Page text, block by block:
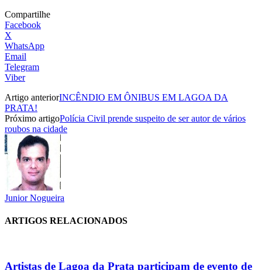
Compartilhe
Facebook
X
WhatsApp
Email
Telegram
Viber
Artigo anteriorINCÊNDIO EM ÔNIBUS EM LAGOA DA
PRATA!
Próximo artigoPolícia Civil prende suspeito de ser autor de vários
roubos na cidade
Junior Nogueira
ARTIGOS RELACIONADOS
Artistas de Lagoa da Prata participam de evento de